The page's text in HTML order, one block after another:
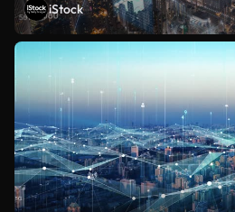
iStock